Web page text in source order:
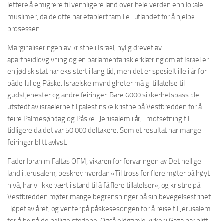
lettere å emigrere til vennligere land over hele verden enn lokale
muslimer, da de ofte har etablert familie i utlandet for å hjelpe i
prosessen.
Marginaliseringen av kristne i Israel, nylig drevet av
apartheidlovgivning og en parlamentarisk erklæring om at Israel er
en jødisk stat har eksistert i lang tid, men det er spesielt ille i år for
både Jul og Påske. Israelske myndigheter må gi tillatelse til
gudstjenester og andre feiringer. Bare 6000 sikkerhetspass ble
utstedt av israelerne til palestinske kristne på Vestbredden for å
feire Palmesøndag og Påske i Jerusalem i år, i motsetning til
tidligere da det var 50 000 deltakere. Som et resultat har mange
feiringer blitt avlyst.
Fader Ibrahim Faltas OFM, vikaren for forvaringen av Det hellige
land i Jerusalem, beskrev hvordan «Til tross for flere møter på høyt
nivå, har vi ikke vært i stand til å få flere tillatelser», og kristne på
Vestbredden møter mange begrensninger på sin bevegelsesfrihet
i løpet av året, og venter på påskesesongen for å reise til Jerusalem